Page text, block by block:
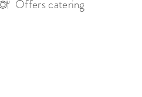
Offers catering